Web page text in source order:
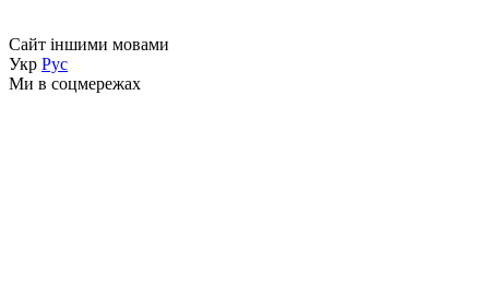
Сайт іншими мовами
Укр Рус
Ми в соцмережах